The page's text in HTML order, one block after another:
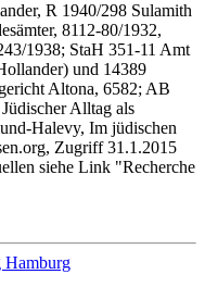
R 1940/298 Sulamith
8112-80/1932,
1938; StaH 351-11 Amt
und 14389
Altona, 6582; AB
Alltag als
Halevy, Im jüdischen
Zugriff 31.1.2015
siehe Link "Recherche